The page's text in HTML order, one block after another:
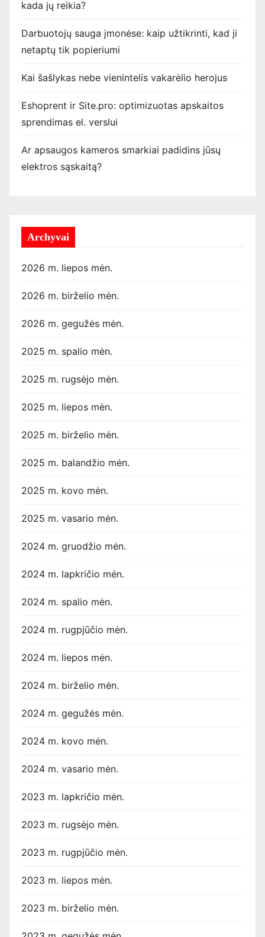
kada jų reikia?
Darbuotojų sauga įmonėse: kaip užtikrinti, kad ji
netaptų tik popieriumi
Kai šašlykas nebe vienintelis vakarėlio herojus
Eshoprent ir Site.pro: optimizuotas apskaitos
sprendimas el. verslui
Ar apsaugos kameros smarkiai padidins jūsų
elektros sąskaitą?
Archyvai
2026 m. liepos mėn.
2026 m. birželio mėn.
2026 m. gegužės mėn.
2025 m. spalio mėn.
2025 m. rugsėjo mėn.
2025 m. liepos mėn.
2025 m. birželio mėn.
2025 m. balandžio mėn.
2025 m. kovo mėn.
2025 m. vasario mėn.
2024 m. gruodžio mėn.
2024 m. lapkričio mėn.
2024 m. spalio mėn.
2024 m. rugpjūčio mėn.
2024 m. liepos mėn.
2024 m. birželio mėn.
2024 m. gegužės mėn.
2024 m. kovo mėn.
2024 m. vasario mėn.
2023 m. lapkričio mėn.
2023 m. rugsėjo mėn.
2023 m. rugpjūčio mėn.
2023 m. liepos mėn.
2023 m. birželio mėn.